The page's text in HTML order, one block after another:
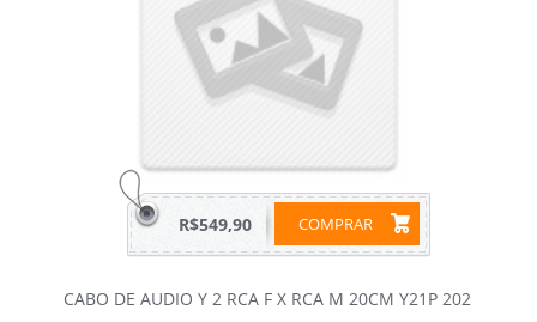
COMPRAR
R$549,90
CABO DE AUDIO Y 2 RCA F X RCA M 20CM Y21P 202